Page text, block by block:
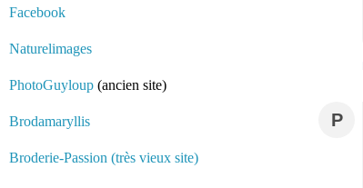
Facebook
Naturelimages
PhotoGuyloup (ancien site)
Brodamaryllis
Broderie-Passion (très vieux site)
P